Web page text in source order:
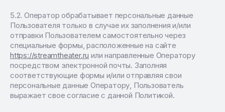
Оператор обрабатывает персональные данные
Пользователя только в случае их заполнения и/или
отправки Пользователем самостоятельно через
специальные формы, расположенные на сайте
https://streamtheater.ru или направленные Оператору
посредством электронной почты. Заполняя
соответствующие формы и/или отправляя свои
персональные данные Оператору, Пользователь
выражает свое согласие с данной Политикой.